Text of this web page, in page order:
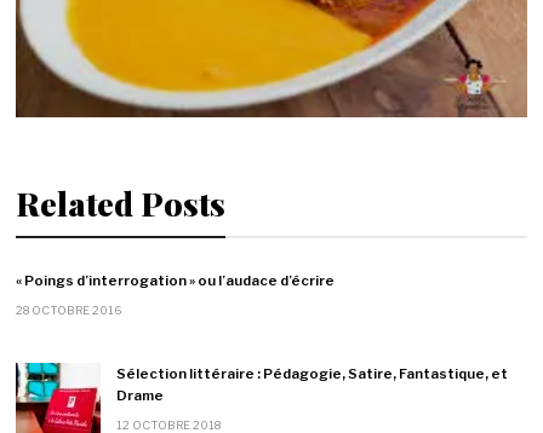
Related Posts
« Poings d’interrogation » ou l’audace d’écrire
28 OCTOBRE 2016
Sélection littéraire : Pédagogie, Satire, Fantastique, et
Drame
12 OCTOBRE 2018